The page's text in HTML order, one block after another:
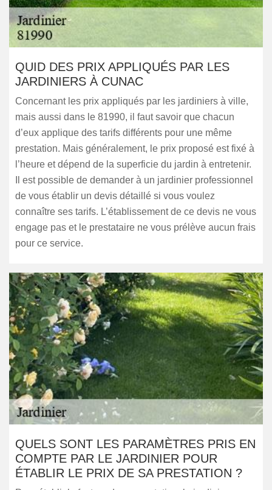
QUID DES PRIX APPLIQUÉS PAR LES
JARDINIERS À CUNAC
Concernant les prix appliqués par les jardiniers à ville,
mais aussi dans le 81990, il faut savoir que chacun
d’eux applique des tarifs différents pour une même
prestation. Mais généralement, le prix proposé est fixé à
l’heure et dépend de la superficie du jardin à entretenir.
Il est possible de demander à un jardinier professionnel
de vous établir un devis détaillé si vous voulez
connaître ses tarifs. L’établissement de ce devis ne vous
engage pas et le prestataire ne vous prélève aucun frais
pour ce service.
QUELS SONT LES PARAMÈTRES PRIS EN
COMPTE PAR LE JARDINIER POUR
ÉTABLIR LE PRIX DE SA PRESTATION ?